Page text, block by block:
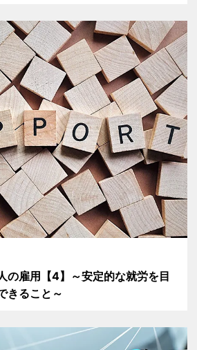
の雇用【4】～安定的な就労を目
きること～